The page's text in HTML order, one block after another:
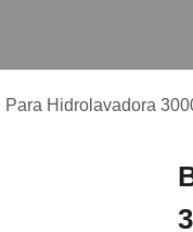
Hidrolavadora